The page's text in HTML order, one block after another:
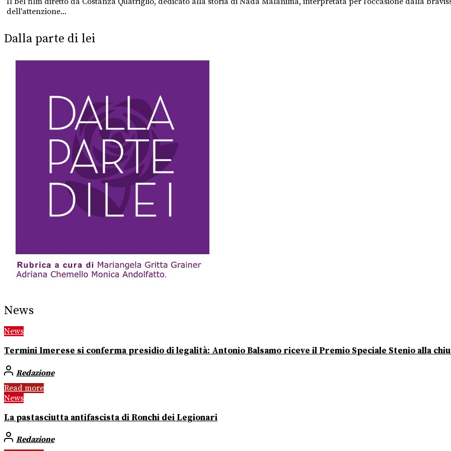
dell'attenzione...
Dalla parte di lei
News
News
Termini Imerese si conferma presidio di legalità: Antonio Balsamo riceve il Premio Speciale Stenio alla
Redazione
Read more
News
La pastasciutta antifascista di Ronchi dei Legionari
Redazione